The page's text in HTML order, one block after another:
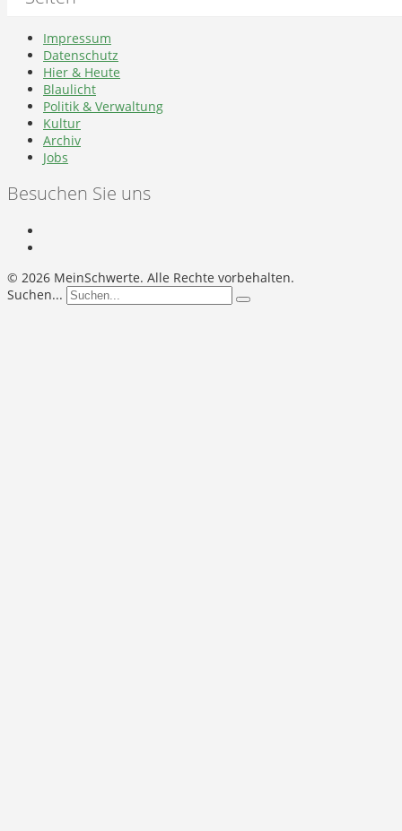
Impressum
Datenschutz
Hier & Heute
Blaulicht
Politik & Verwaltung
Kultur
Archiv
Jobs
Besuchen Sie uns
© 2026 MeinSchwerte. Alle Rechte vorbehalten.
Suchen...